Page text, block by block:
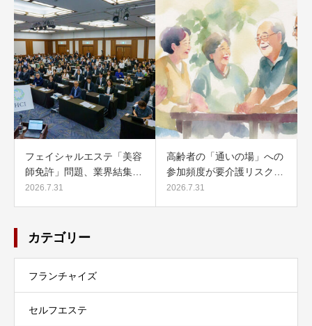
フェイシャルエステ「美容
師免許」問題、業界結集…
2026.7.31
高齢者の「通いの場」への
参加頻度が要介護リスク…
2026.7.31
カテゴリー
フランチャイズ
セルフエステ